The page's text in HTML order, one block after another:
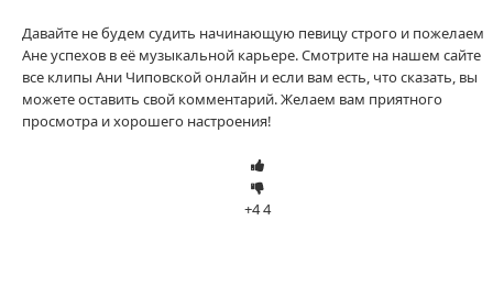
Давайте не будем судить начинающую певицу строго и пожелаем
Ане успехов в её музыкальной карьере. Смотрите на нашем сайте
все клипы Ани Чиповской онлайн и если вам есть, что сказать, вы
можете оставить свой комментарий. Желаем вам приятного
просмотра и хорошего настроения!
+44